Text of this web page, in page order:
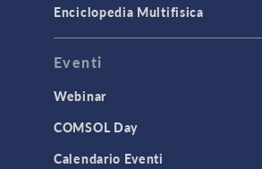
Enciclopedia Multifisica
Eventi
Webinar
COMSOL Day
Calendario Eventi